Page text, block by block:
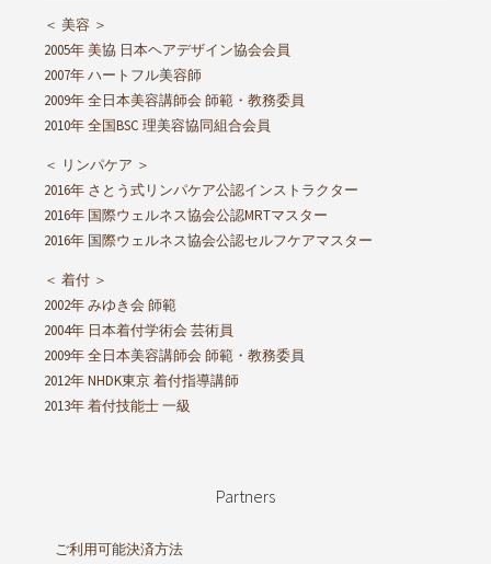
＜ 美容 ＞
2005年 美協 日本ヘアデザイン協会会員
2007年 ハートフル美容師
2009年 全日本美容講師会 師範・教務委員
2010年 全国BSC 理美容協同組合会員
＜ リンパケア ＞
2016年 さとう式リンパケア公認インストラクター
2016年 国際ウェルネス協会公認MRTマスター
2016年 国際ウェルネス協会公認セルフケアマスター
＜ 着付 ＞
2002年 みゆき会 師範
2004年 日本着付学術会 芸術員
2009年 全日本美容講師会 師範・教務委員
2012年 NHDK東京 着付指導講師
2013年 着付技能士 一級
Partners
ご利用可能決済方法